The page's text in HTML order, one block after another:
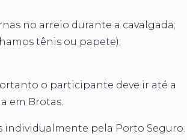
no arreio durante a cavalgada;
tênis ou papete);
o participante deve ir até a
em Brotas.
individualmente pela Porto Seguro.